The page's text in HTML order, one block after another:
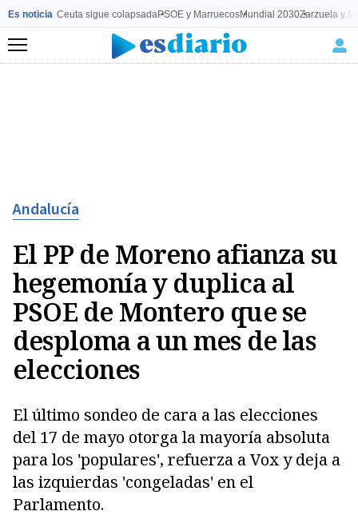
Es noticia Ceuta sigue colapsadaPSOE y MarruecosMundial 2030Zarzuela y
Menú
Andalucía
El PP de Moreno afianza su
hegemonía y duplica al
PSOE de Montero que se
desploma a un mes de las
elecciones
El último sondeo de cara a las elecciones
del 17 de mayo otorga la mayoría absoluta
para los 'populares', refuerza a Vox y deja a
las izquierdas 'congeladas' en el
Parlamento.